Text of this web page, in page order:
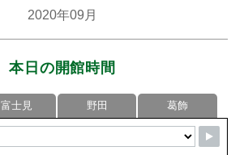
2020年09月
本日の開館時間
富士見 野田 葛飾